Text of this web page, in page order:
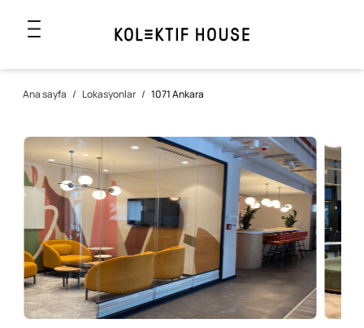
Ana sayfa / Lokasyonlar / 1071 Ankara